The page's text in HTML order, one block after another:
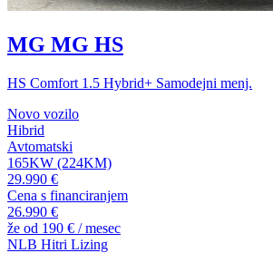
MG MG HS
HS Comfort 1.5 Hybrid+ Samodejni menj.
Novo vozilo
Hibrid
Avtomatski
165KW (224KM)
29.990 €
Cena s financiranjem
26.990 €
že od 190 € / mesec
NLB Hitri Lizing